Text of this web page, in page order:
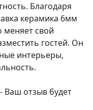
Благодаря
керамика 6мм
меняет свой
гостей. Он
интерьеры,
Ваш отзыв будет